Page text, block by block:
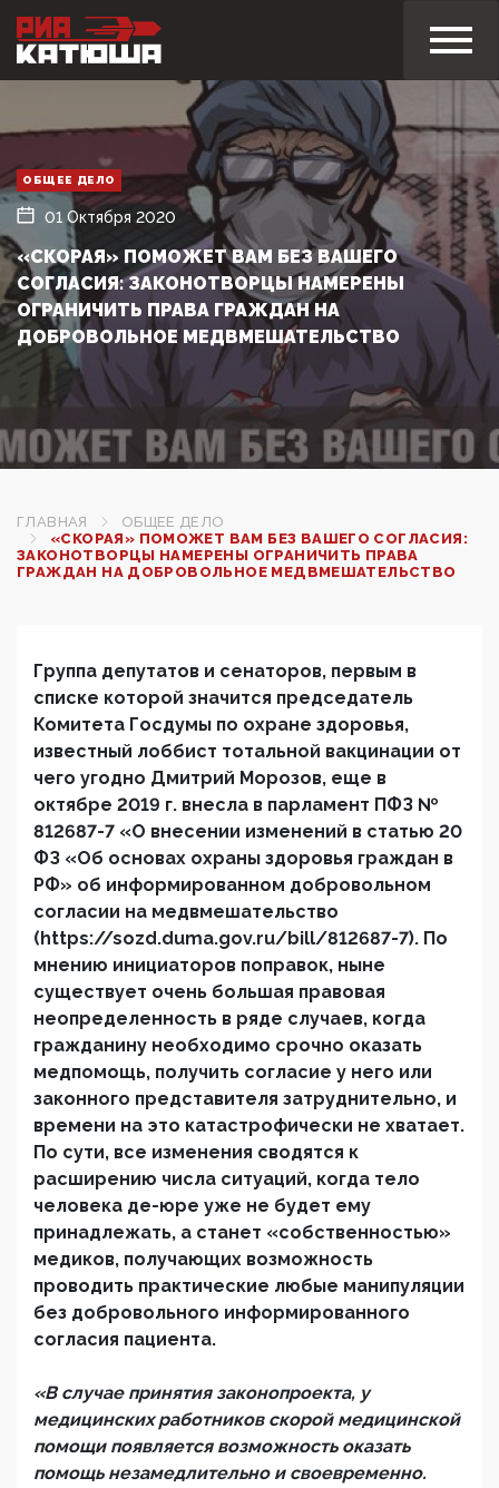
ОБЩЕЕ ДЕЛО
01 Октября 2020
«СКОРАЯ» ПОМОЖЕТ ВАМ БЕЗ ВАШЕГО
СОГЛАСИЯ: ЗАКОНОТВОРЦЫ НАМЕРЕНЫ
ОГРАНИЧИТЬ ПРАВА ГРАЖДАН НА
ДОБРОВОЛЬНОЕ МЕДВМЕШАТЕЛЬСТВО
ГЛАВНАЯ
ОБЩЕЕ ДЕЛО
«СКОРАЯ» ПОМОЖЕТ ВАМ БЕЗ ВАШЕГО СОГЛАСИЯ:
ЗАКОНОТВОРЦЫ НАМЕРЕНЫ ОГРАНИЧИТЬ ПРАВА
ГРАЖДАН НА ДОБРОВОЛЬНОЕ МЕДВМЕШАТЕЛЬСТВО
Группа депутатов и сенаторов, первым в
списке которой значится председатель
Комитета Госдумы по охране здоровья,
известный лоббист тотальной вакцинации от
чего угодно Дмитрий Морозов, еще в
октябре 2019 г. внесла в парламент ПФЗ №
812687-7 «О внесении изменений в статью 20
ФЗ «Об основах охраны здоровья граждан в
РФ» об информированном добровольном
согласии на медвмешательство
(https://sozd.duma.gov.ru/bill/812687-7). По
мнению инициаторов поправок, ныне
существует очень большая правовая
неопределенность в ряде случаев, когда
гражданину необходимо срочно оказать
медпомощь, получить согласие у него или
законного представителя затруднительно, и
времени на это катастрофически не хватает.
По сути, все изменения сводятся к
расширению числа ситуаций, когда тело
человека де-юре уже не будет ему
принадлежать, а станет «собственностью»
медиков, получающих возможность
проводить практические любые манипуляции
без добровольного информированного
согласия пациента.
«В случае принятия законопроекта, у
медицинских работников скорой медицинской
помощи появляется возможность оказать
помощь незамедлительно и своевременно.